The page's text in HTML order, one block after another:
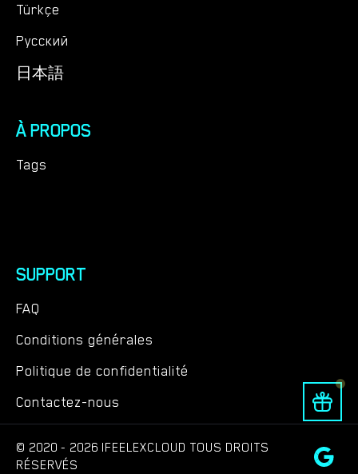
Türkçe
Русский
日本語
À PROPOS
Tags
SUPPORT
FAQ
Conditions générales
Politique de confidentialité
Contactez-nous
© 2020 - 2026 IFEELEXCLOUD TOUS DROITS
RÉSERVÉS